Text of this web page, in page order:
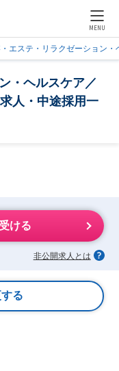
MENU
エステ・リラクゼーション・
・ヘルスケア／
人・中途採用一
ける
非公開求人とは
る